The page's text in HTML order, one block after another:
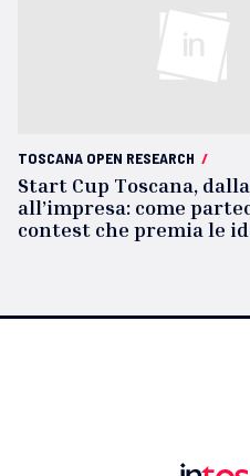
TOSCANA OPEN RESEARCH /
Start Cup Toscana,
all’impresa: come
contest che premia le